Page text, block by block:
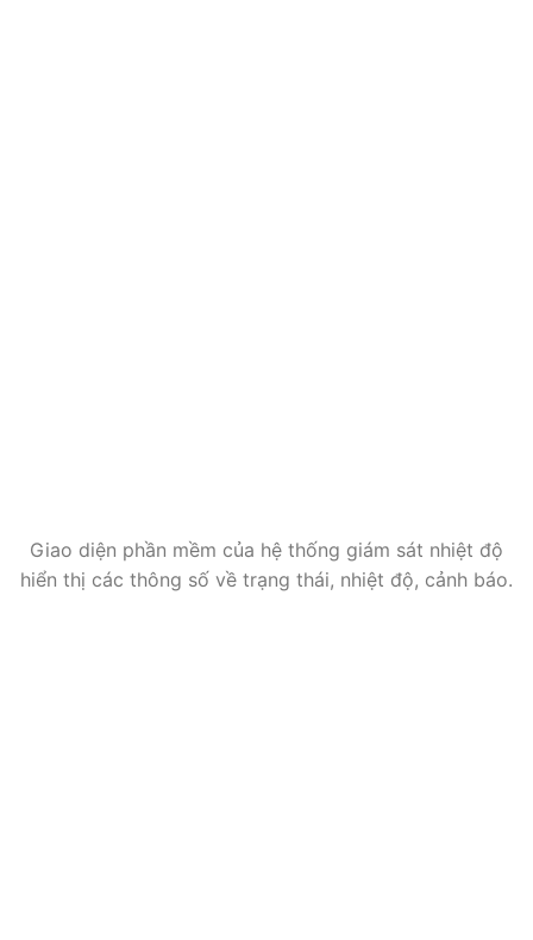
Giao diện phần mềm của hệ thống giám sát nhiệt độ
hiển thị các thông số về trạng thái, nhiệt độ, cảnh báo.